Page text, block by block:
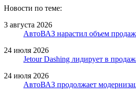
Новости по теме:
3 августа 2026
АвтоВАЗ нарастил объем
24 июля 2026
Jetour Dashing лидирует в
24 июля 2026
АвтоВАЗ продолжает